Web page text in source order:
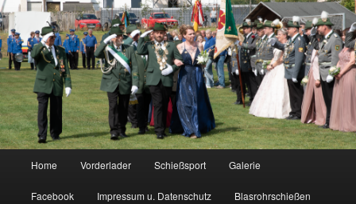
Home Vorderlader Schießsport Galerie
Facebook Impressum u. Datenschutz Blasrohrschießen